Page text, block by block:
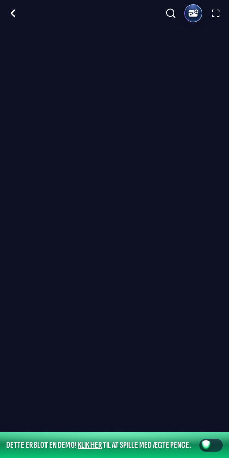
DETTE ER BLOT EN DEMO!KLIK HERTIL AT SPILLE MED ÆGTE PENGE.